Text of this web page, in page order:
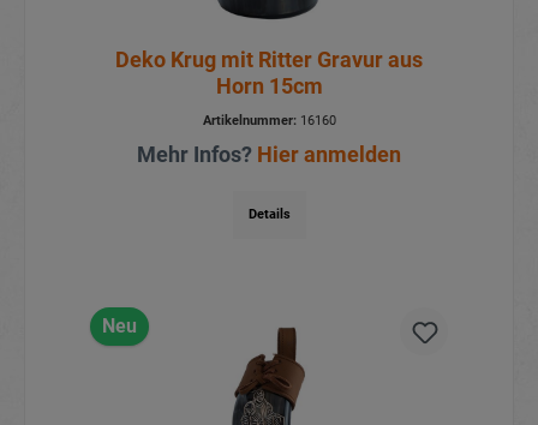
Deko Krug mit Ritter Gravur aus
Horn 15cm
Artikelnummer:16160
Mehr Infos? Hier anmelden
Details
Neu